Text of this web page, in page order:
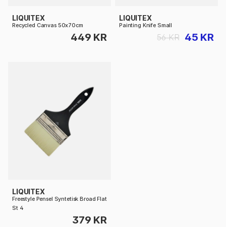
LIQUITEX
Recycled Canvas 50x70cm
449 KR
LIQUITEX
Painting Knife Small
45 KR
56 KR
LIQUITEX
Freestyle Pensel Syntetisk Broad Flat
St 4
379 KR